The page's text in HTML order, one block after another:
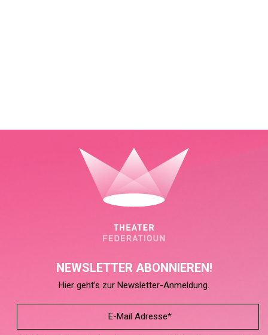
NEWSLETTER ABONNIEREN!
Hier geht’s zur Newsletter-Anmeldung.